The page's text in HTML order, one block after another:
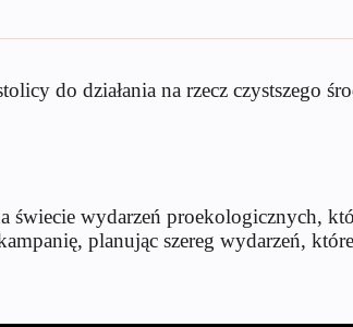
do działania na rzecz czystszego
świecie wydarzeń proekologicznych,
planując szereg wydarzeń,